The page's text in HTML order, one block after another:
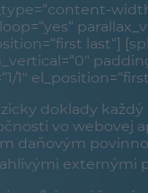
last“]
1″
doklady
vo
daňovým
externými